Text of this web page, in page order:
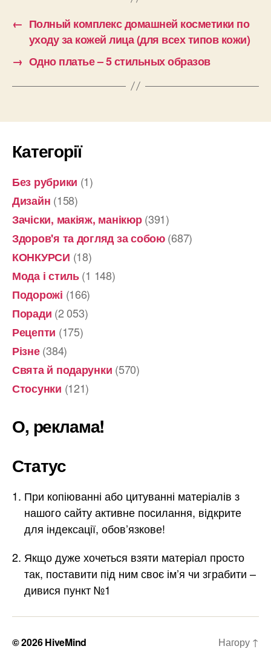
← Полный комплекс домашней косметики по
уходу за кожей лица (для всех типов кожи)
→ Одно платье – 5 стильных образов
Категорії
Без рубрики (1)
Дизайн (158)
Зачіски, макіяж, манікюр(391)
Здоров'я та догляд за собою(687)
КОНКУРСИ (18)
Мода і стиль(1 148)
Подорожі (166)
Поради (2 053)
Рецепти (175)
Різне(384)
Свята й подарунки (570)
Стосунки (121)
О, реклама!
Статус
При копіюванні або цитуванні матеріалів з
нашого сайту активне посилання, відкрите
для індексації, обов’язкове!
Якщо дуже хочеться взяти матеріал просто
так, поставити під ним своє ім’я чи зграбити –
дивися пункт №1
© 2026HiveMind Нагору ↑